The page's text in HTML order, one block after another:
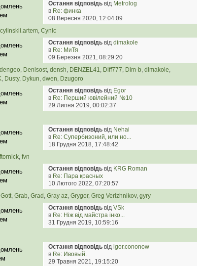
Остання відповідьвід Metrolog
в Re: финка
08 Вересня 2020, 12:04:09
cylinskii.artem, Cynic
Остання відповідьвід dimakole
в Re: МиТя
09 Березня 2021, 08:29:20
dengeo, Denisost, densh, DENZEL41, Diff777, Dim-b, dimakole,
, Dusty, Dykun, dwen, Dzugoro
Остання відповідьвід Egor
в Re: Перший ювілейний №10
29 Липня 2019, 00:02:37
Остання відповідьвід Nehai
в Re: Супербизоний, или но...
18 Грудня 2018, 17:48:42
ftornick, fvn
Остання відповідьвід KRG Roman
в Re: Пара красных
10 Лютого 2022, 07:20:57
Gott, Grab, Grad , Gray az, Grygor, Greg Verizhnikov, gyry
Остання відповідьвід VSk
в Re: Ніж від майстра інко...
31 Грудня 2019, 10:59:16
Остання відповідьвід igor.cononow
в Re: Ивовый.
29 Травня 2021, 19:15:20